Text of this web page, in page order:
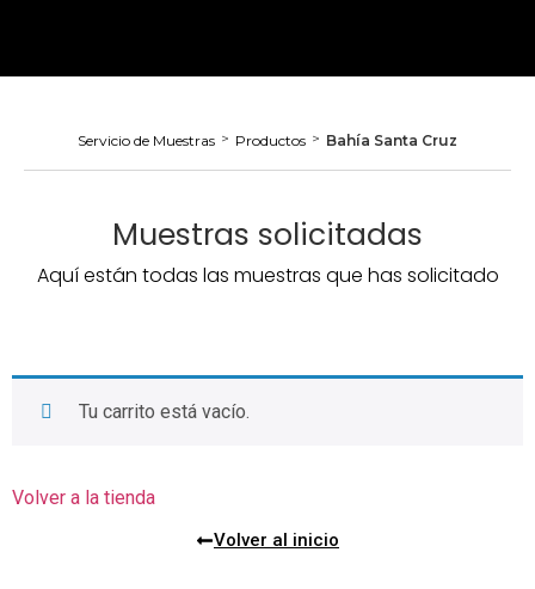
Servicio de Muestras > Productos > Bahía Santa Cruz
Muestras solicitadas
Aquí están todas las muestras que has solicitado
Tu carrito está vacío.
Volver a la tienda
Volver al inicio